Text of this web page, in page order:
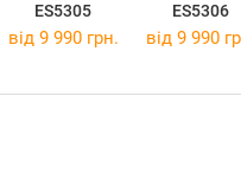
ES5305
ES5306
від 9 990 грн. від 9 990